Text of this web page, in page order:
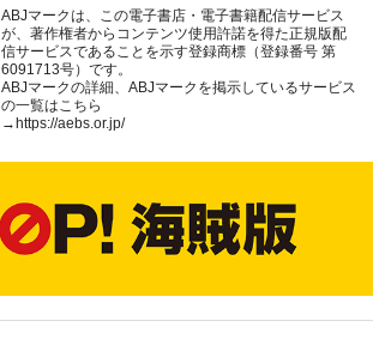
ABJマークは、この電子書店・電子書籍配信サービス
が、著作権者からコンテンツ使用許諾を得た正規版配
信サービスであることを示す登録商標（登録番号 第
6091713号）です。
ABJマークの詳細、ABJマークを掲示しているサービス
の一覧はこちら
→ https://aebs.or.jp/